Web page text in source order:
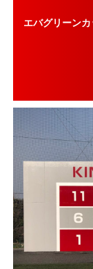
エバグリーン